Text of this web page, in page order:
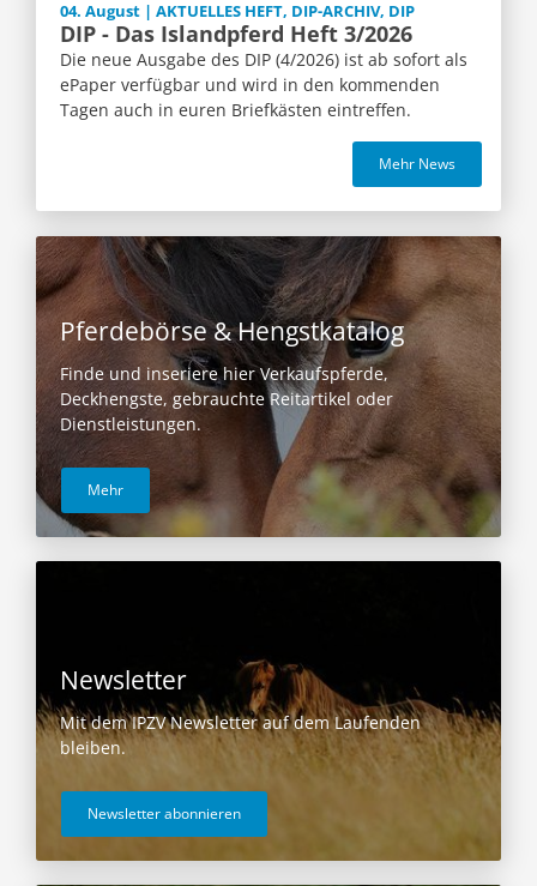
04. August | AKTUELLES HEFT, DIP-ARCHIV, DIP
DIP - Das Islandpferd Heft 3/2026
Die neue Ausgabe des DIP (4/2026) ist ab sofort als
ePaper verfügbar und wird in den kommenden
Tagen auch in euren Briefkästen eintreffen.
Mehr News
Pferdebörse & Hengstkatalog
Finde und inseriere hier Verkaufspferde,
Deckhengste, gebrauchte Reitartikel oder
Dienstleistungen.
Mehr
Newsletter
Mit dem IPZV Newsletter auf dem Laufenden
bleiben.
Newsletter abonnieren